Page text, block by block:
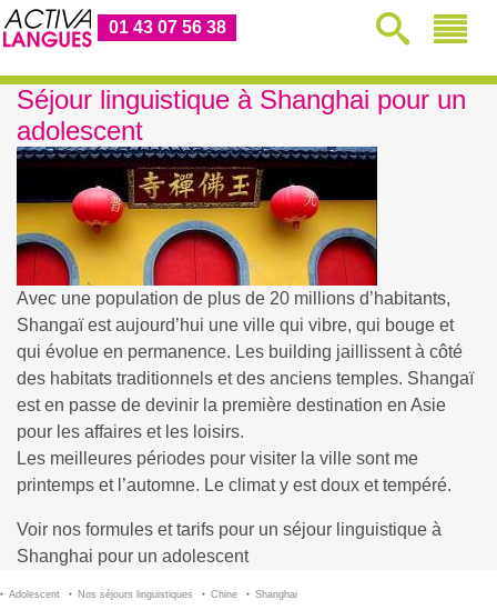
01 43 07 56 38
Séjour linguistique à Shanghai pour un
adolescent
Avec une population de plus de 20 millions d’habitants,
Shangaï est aujourd’hui une ville qui vibre, qui bouge et
qui évolue en permanence. Les building jaillissent à côté
des habitats traditionnels et des anciens temples. Shangaï
est en passe de devinir la première destination en Asie
pour les affaires et les loisirs.
Les meilleures périodes pour visiter la ville sont me
printemps et l’automne. Le climat y est doux et tempéré.
Voir nos formules et tarifs pour un séjour linguistique à
Shanghai pour un adolescent
Adolescent Nos séjours linguistiques Chine Shanghai